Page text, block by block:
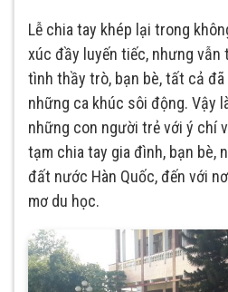
Lễ chia tay khép lại trong
xúc đầy luyến tiếc, nhưng vẫn
tình thầy trò, bạn bè, tất cả đã
những ca khúc sôi động. Vậy
những con người trẻ với ý chí
tạm chia tay gia đình, bạn bè,
đất nước Hàn Quốc, đến với
mơ du học.